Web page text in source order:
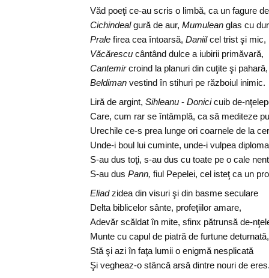
Văd poeţi ce-au scris o limbă, ca un fagure
Cichindealgură de aur, Mumulean glas cu
Prale firea cea întoarsă, Daniilcel trist şi mic,
Văcărescu cântând dulce a iubirii primăvară,
Cantemircroind la planuri din cuţite şi pahară,
Beldiman vestind în stihuri pe războiul inimic.
Liră de argint, Sihleanu - Donicicuib de-
Care, cum rar se întâmplă, ca să mediteze
Urechile ce-s prea lunge ori coarnele de la
Unde-i boul lui cuminte, unde-i vulpea
S-au dus toţi, s-au dus cu toate pe o cale
S-au dus Pann, fiul Pepelei, cel isteţ ca un
Eliadzidea din visuri şi din basme seculare
Delta biblicelor sânte, profeţiilor amare,
Adevăr scăldat în mite, sfinx pătrunsă de-
Munte cu capul de piatră de furtune deturnată,
Stă şi azi în faţa lumii o enigmă nesplicată
Şi vegheaz-o stâncă arsă dintre nouri de